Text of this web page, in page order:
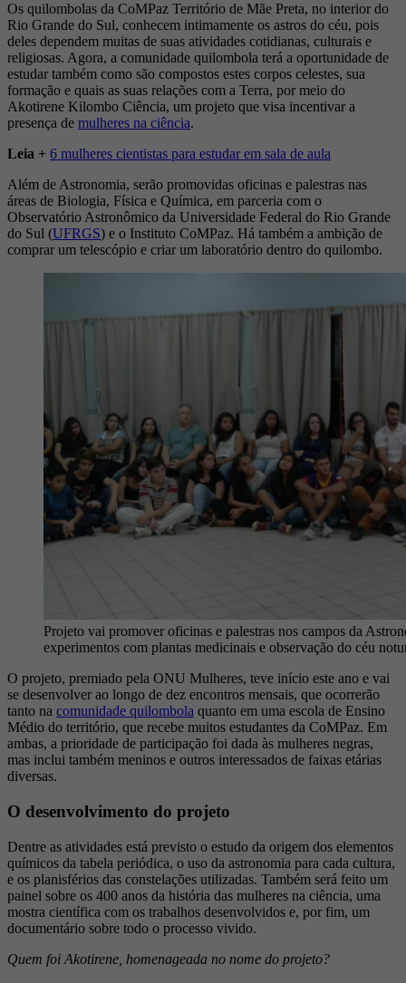
Os quilombolas da CoMPaz Território de Mãe Preta, no interior do
Rio Grande do Sul, conhecem intimamente os astros do céu, pois
deles dependem muitas de suas atividades cotidianas, culturais e
religiosas. Agora, a comunidade quilombola terá a oportunidade de
estudar também como são compostos estes corpos celestes, sua
formação e quais as suas relações com a Terra, por meio do
Akotirene Kilombo Ciência, um projeto que visa incentivar a
presença de mulheres na ciência.
Leia + 6 mulheres cientistas para estudar em sala de aula
Além de Astronomia, serão promovidas oficinas e palestras nas
áreas de Biologia, Física e Química, em parceria com o
Observatório Astronômico da Universidade Federal do Rio Grande
do Sul (UFRGS) e o Instituto CoMPaz. Há também a ambição de
comprar um telescópio e criar um laboratório dentro do quilombo.
Projeto vai promover oficinas e palestras nos campos da
experimentos com plantas medicinais e observação do céu
O projeto, premiado pela ONU Mulheres, teve início este ano e vai
se desenvolver ao longo de dez encontros mensais, que ocorrerão
tanto na comunidade quilombola quanto em uma escola de Ensino
Médio do território, que recebe muitos estudantes da CoMPaz. Em
ambas, a prioridade de participação foi dada às mulheres negras,
mas inclui também meninos e outros interessados de faixas etárias
diversas.
O desenvolvimento do projeto
Dentre as atividades está previsto o estudo da origem dos elementos
químicos da tabela periódica, o uso da astronomia para cada cultura,
e os planisférios das constelações utilizadas. Também será feito um
painel sobre os 400 anos da história das mulheres na ciência, uma
mostra científica com os trabalhos desenvolvidos e, por fim, um
documentário sobre todo o processo vivido.
Quem foi Akotirene, homenageada no nome do projeto?